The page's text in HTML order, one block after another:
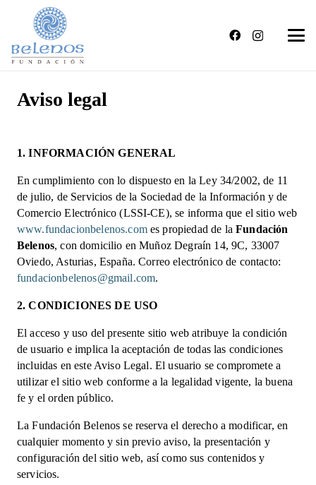
Aviso legal
1. INFORMACIÓN GENERAL
En cumplimiento con lo dispuesto en la Ley 34/2002, de 11
de julio, de Servicios de la Sociedad de la Información y de
Comercio Electrónico (LSSI-CE), se informa que el sitio web
www.fundacionbelenos.comes propiedad de laFundación
Belenos, con domicilio en Muñoz Degraín 14, 9C, 33007
Oviedo, Asturias, España. Correo electrónico de contacto:
fundacionbelenos@gmail.com.
2. CONDICIONES DE USO
El acceso y uso del presente sitio web atribuye la condición
de usuario e implica la aceptación de todas las condiciones
incluidas en este Aviso Legal. El usuario se compromete a
utilizar el sitio web conforme a la legalidad vigente, la buena
fe y el orden público.
La Fundación Belenos se reserva el derecho a modificar, en
cualquier momento y sin previo aviso, la presentación y
configuración del sitio web, así como sus contenidos y
servicios.